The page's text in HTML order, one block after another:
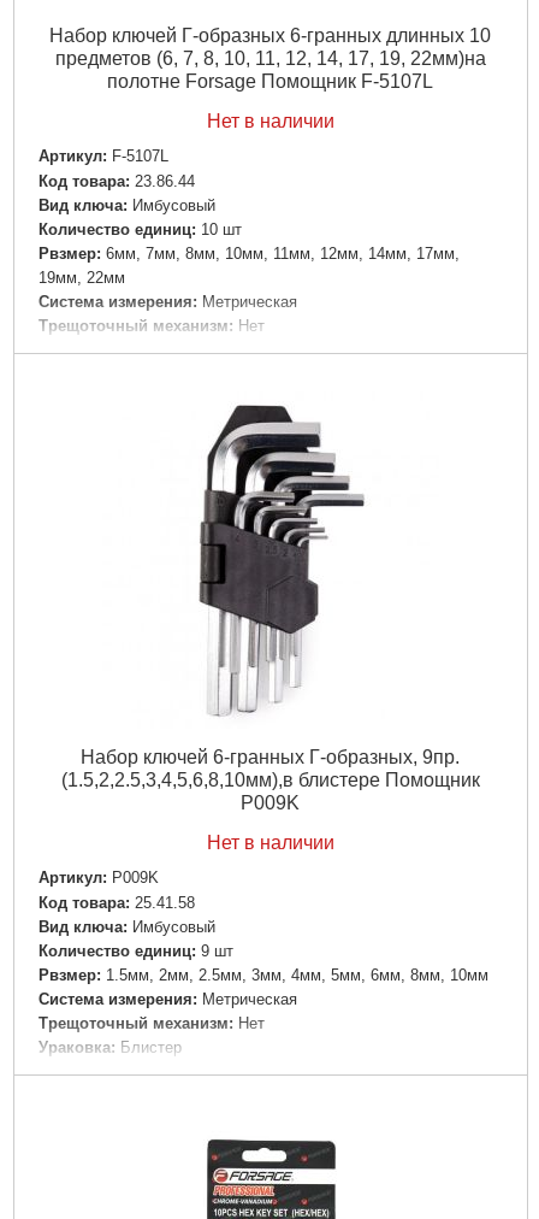
Набор ключей Г-образных 6-гранных длинных 10
предметов (6, 7, 8, 10, 11, 12, 14, 17, 19, 22мм)на
полотне Forsage Помощник F-5107L
Нет в наличии
Артикул: F-5107L
Код товара: 23.86.44
Вид ключа: Имбусовый
Количество единиц: 10 шт
Рвзмер: 6мм, 7мм, 8мм, 10мм, 11мм, 12мм, 14мм, 17мм,
19мм, 22мм
Система измерения: Метрическая
Трещоточный механизм: Нет
Ураковка: Полотно
Подробнее...
Набор ключей 6-гранных Г-образных, 9пр.
(1.5,2,2.5,3,4,5,6,8,10мм),в блистере Помощник
P009K
Нет в наличии
Артикул: P009K
Код товара: 25.41.58
Вид ключа: Имбусовый
Количество единиц: 9 шт
Рвзмер: 1.5мм, 2мм, 2.5мм, 3мм, 4мм, 5мм, 6мм, 8мм, 10мм
Система измерения: Метрическая
Трещоточный механизм: Нет
Ураковка: Блистер
Шарнирный механизм: Нет
Подробнее...